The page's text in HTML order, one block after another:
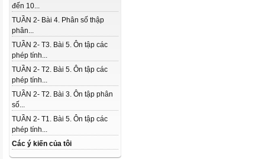
đến 10...
TUẦN 2- Bài 4. Phân số thập
phân...
TUẦN 2- T3. Bài 5. Ôn tập các
phép tính...
TUẦN 2- T2. Bài 5. Ôn tập các
phép tính...
TUẦN 2- T2. Bài 3. Ôn tập phân
số...
TUẦN 2- T1. Bài 5. Ôn tập các
phép tính...
Các ý kiến của tôi